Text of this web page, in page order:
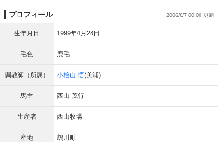
プロフィール 2006/6/7 00:00
生年月日 1999年4月28日
毛色 鹿毛
調教師（所属） 小桧山 悟(美浦)
馬主 西山 茂行
生産者 西山牧場
産地 鵡川町